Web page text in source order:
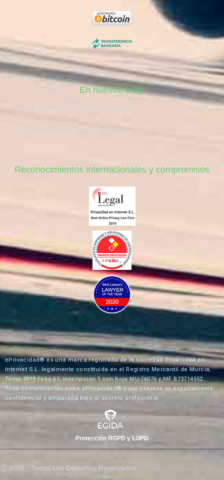
En nuestro blog
Reputación online para autónomos
Reconocimientos internacionales y compromisos
ePrivacidad® es una marca registrada de la sociedad Privacidad en
Internet S.L. legalmente constituida en el Registro Mercantil de Murcia,
Tomo 2819 Folio 61, inscripción 1 con hoja MU-76076 y NIF B73714552.
Toda comunicación entre ePrivacidad® y sus clientes es estrictamente
confidencial y amparada bajo el secreto profesional.
Protección RGPD y LOPD
Ⓒ 2026 - Todos Los Derechos Reservados